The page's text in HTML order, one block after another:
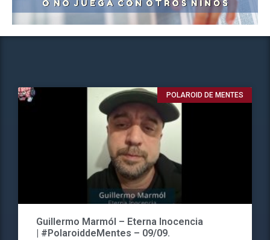
POLAROID DE MENTES
Guillermo Marmól – Eterna Inocencia
| #PolaroiddeMentes – 09/09.